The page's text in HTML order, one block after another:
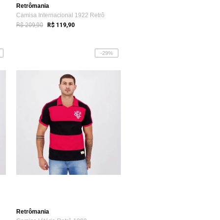
Retrômania
Camisa Internacional 1922 Retrô
R$ 209,90 R$ 119,90
-29%
Retrômania